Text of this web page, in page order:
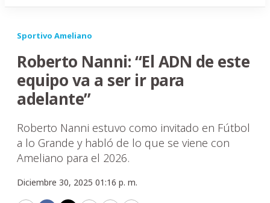
Sportivo Ameliano
Roberto Nanni: “El ADN de este
equipo va a ser ir para
adelante”
Roberto Nanni estuvo como invitado en Fútbol
a lo Grande y habló de lo que se viene con
Ameliano para el 2026.
Diciembre 30, 2025 01:16 p. m.